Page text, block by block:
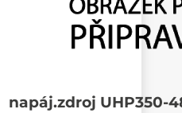
napáj.zdroj UHP350-